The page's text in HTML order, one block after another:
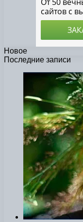
Новое
Последние записи